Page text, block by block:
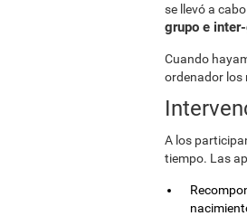
se llevó a
grupo e
Cuando
ordenador los
A los
tiempo. Las